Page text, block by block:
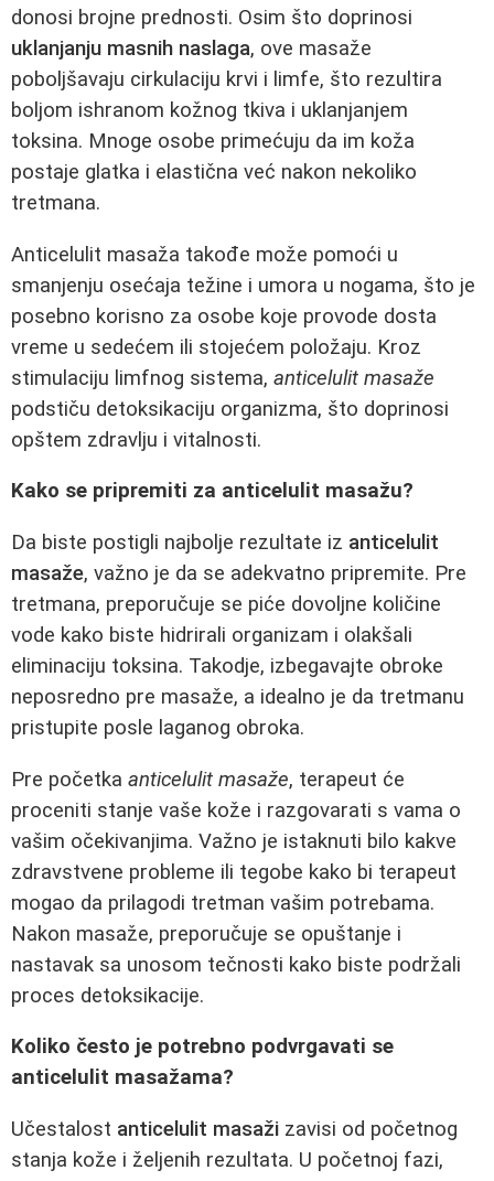
donosi brojne prednosti. Osim što doprinosi
uklanjanju masnih naslaga, ove masaže
poboljšavaju cirkulaciju krvi i limfe, što rezultira
boljom ishranom kožnog tkiva i uklanjanjem
toksina. Mnoge osobe primećuju da im koža
postaje glatka i elastična već nakon nekoliko
tretmana.
Anticelulit masaža takođe može pomoći u
smanjenju osećaja težine i umora u nogama, što je
posebno korisno za osobe koje provode dosta
vreme u sedećem ili stojećem položaju. Kroz
stimulaciju limfnog sistema, anticelulit masaže
podstiču detoksikaciju organizma, što doprinosi
opštem zdravlju i vitalnosti.
Kako se pripremiti za anticelulit masažu?
Da biste postigli najbolje rezultate iz anticelulit
masaže, važno je da se adekvatno pripremite. Pre
tretmana, preporučuje se piće dovoljne količine
vode kako biste hidrirali organizam i olakšali
eliminaciju toksina. Takodje, izbegavajte obroke
neposredno pre masaže, a idealno je da tretmanu
pristupite posle laganog obroka.
Pre početka anticelulit masaže, terapeut će
proceniti stanje vaše kože i razgovarati s vama o
vašim očekivanjima. Važno je istaknuti bilo kakve
zdravstvene probleme ili tegobe kako bi terapeut
mogao da prilagodi tretman vašim potrebama.
Nakon masaže, preporučuje se opuštanje i
nastavak sa unosom tečnosti kako biste podržali
proces detoksikacije.
Koliko često je potrebno podvrgavati se
anticelulit masažama?
Učestalost anticelulit masaži zavisi od početnog
stanja kože i željenih rezultata. U početnoj fazi,